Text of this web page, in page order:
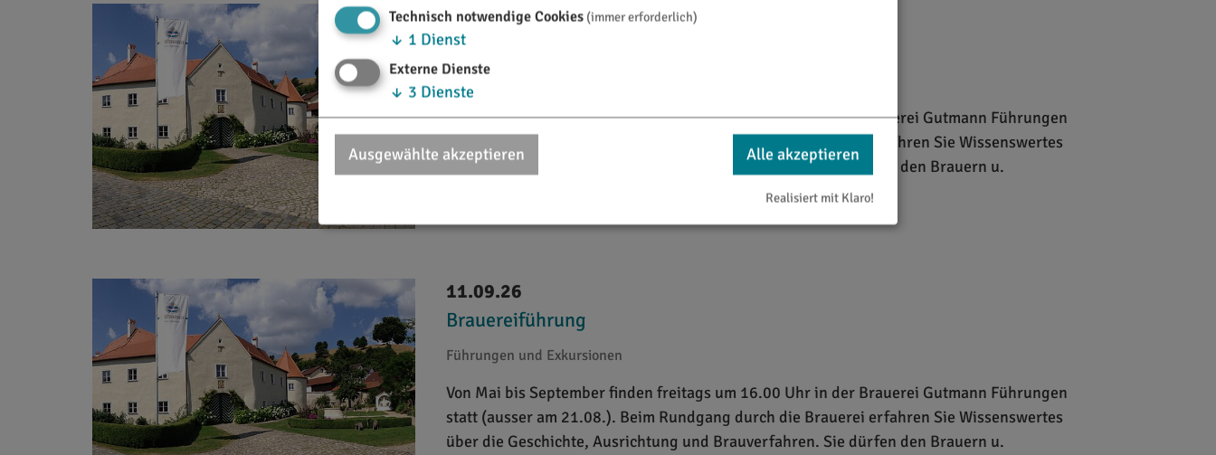
04.09.26
Brauereiführung
Führungen und Exkursionen
Von Mai bis September finden freitags um 16.00 Uhr in der Brauerei Gutmann Führungen
statt (ausser am 21.08.). Beim Rundgang durch die Brauerei erfahren Sie Wissenswertes
über die Geschichte, Ausrichtung und Brauverfahren. Sie dürfen den Brauern u.
Braumeistern über die Schulter schauen und ...
11.09.26
Brauereiführung
Führungen und Exkursionen
Von Mai bis September finden freitags um 16.00 Uhr in der Brauerei Gutmann Führungen
statt (ausser am 21.08.). Beim Rundgang durch die Brauerei erfahren Sie Wissenswertes
über die Geschichte, Ausrichtung und Brauverfahren. Sie dürfen den Brauern u.
Technisch notwendige Cookies (immer erforderlich)
↓ 1 Dienst
Externe Dienste
↓ 3 Dienste
Ausgewählte akzeptieren Alle akzeptieren
Realisiert mit Klaro!